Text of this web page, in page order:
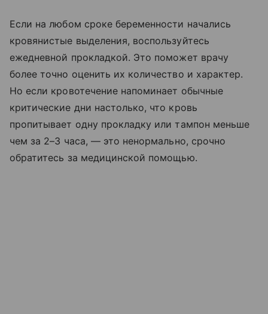
Если на любом сроке беременности начались
кровянистые выделения, воспользуйтесь
ежедневной прокладкой. Это поможет врачу
более точно оценить их количество и характер.
Но если кровотечение напоминает обычные
критические дни настолько, что кровь
пропитывает одну прокладку или тампон меньше
чем за 2–3 часа, — это ненормально, срочно
обратитесь за медицинской помощью.